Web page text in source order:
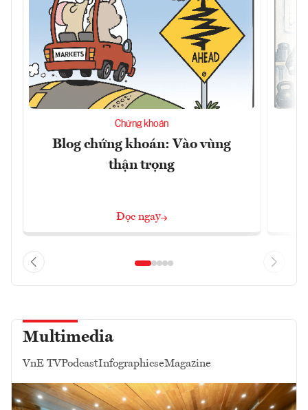
Chứng khoán
Blog chứng khoán: Vào vùng
thận trọng
Đọc ngay
Multimedia
VnE TVPodcastInfographicseMagazine